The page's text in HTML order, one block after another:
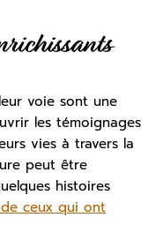
voie sont une
les témoignages
vies à travers la
peut être
histoires
ceux qui ont